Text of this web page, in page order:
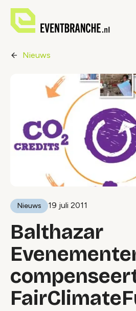
Nieuws
Nieuws 19 juli 2011
Balthazar